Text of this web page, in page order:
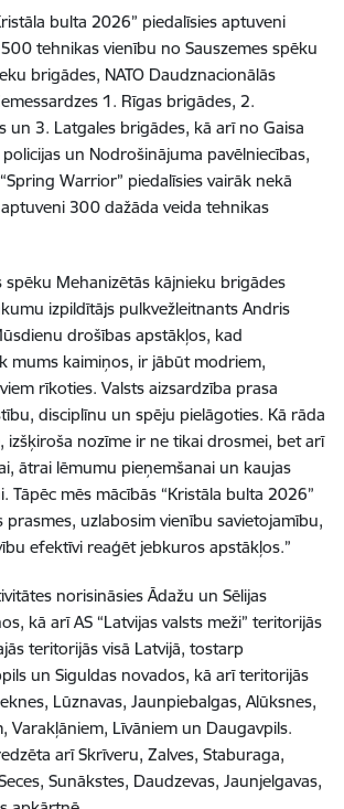
bulta 2026” piedalīsies aptuveni
tehnikas vienību no Sauszemes spēku
brigādes, NATO Daudznacionālās
1. Rīgas brigādes, 2.
un 3. Latgales brigādes, kā arī no Gaisa
un Nodrošinājuma pavēlniecības,
Warrior” piedalīsies vairāk nekā
300 dažāda veida tehnikas
Mehanizētās kājnieku brigādes
izpildītājs pulkvežleitnants Andris
drošības apstākļos, kad
mums kaimiņos, ir jābūt modriem,
rīkoties. Valsts aizsardzība prasa
disciplīnu un spēju pielāgoties. Kā rāda
izšķiroša nozīme ir ne tikai drosmei, bet arī
ātrai lēmumu pieņemšanai un kaujas
Tāpēc mēs mācībās “Kristāla bulta 2026”
prasmes, uzlabosim vienību savietojamību,
efektīvi reaģēt jebkuros apstākļos.”
norisināsies Ādažu un Sēlijas
kā arī AS “Latvijas valsts meži” teritorijās
teritorijās visā Latvijā, tostarp
un Siguldas novados, kā arī teritorijās
Lūznavas, Jaunpiebalgas, Alūksnes,
Varakļāniem, Līvāniem un Daugavpils.
arī Skrīveru, Zalves, Staburaga,
Sunākstes, Daudzevas, Jaunjelgavas,